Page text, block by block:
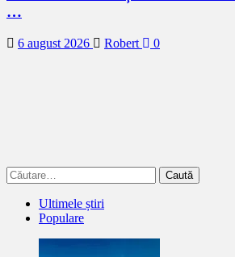
…
6 august 2026 Robert 0
Caută
după:
Ultimele știri
Populare